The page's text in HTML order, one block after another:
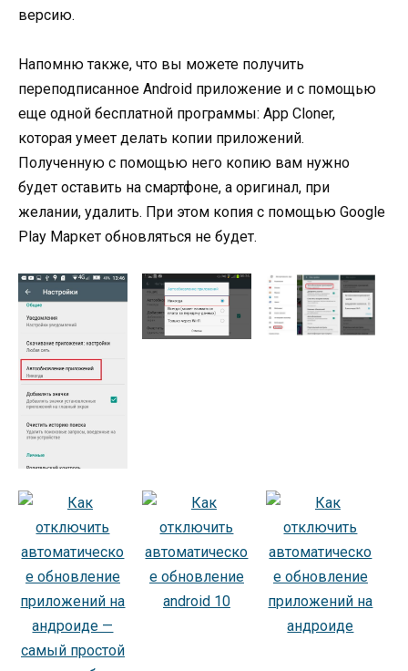
версию.
Напомню также, что вы можете получить
переподписанное Android приложение и с помощью
еще одной бесплатной программы: App Cloner,
которая умеет делать копии приложений.
Полученную с помощью него копию вам нужно
будет оставить на смартфоне, а оригинал, при
желании, удалить. При этом копия с помощью Google
Play Маркет обновляться не будет.